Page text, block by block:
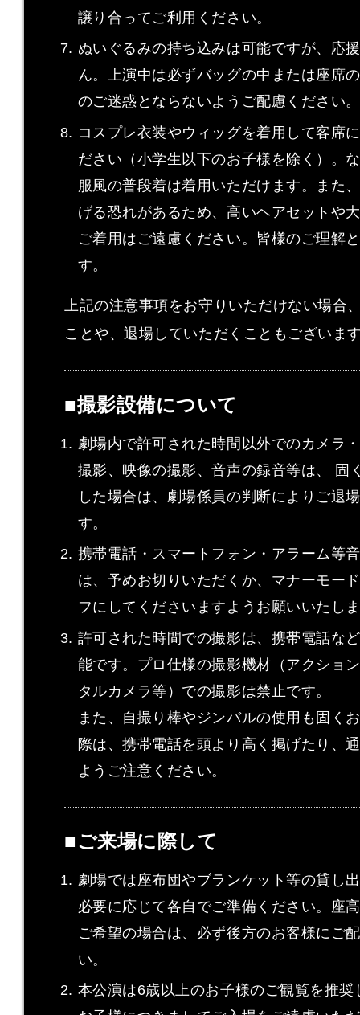
譲り合ってご利用ください。
ぬいぐるみの持ち込みは可能ですが、応
ん。上演中は必ずバッグの中または座席
のご迷惑とならないようご配慮ください。
コスプレ衣装やウィッグを着用して客席
ださい（小学生以下のお子様を除く）。
服風の普段着は着用いただけます。また
げる恐れがあるため、高いヘアセットや
ご着用はご遠慮ください。皆様のご理解
す。
上記の注意事項をお守りいただけない場合
ことや、退場していただくこともございま
■撮影設備について
劇場内で許可された時間以外でのカメラ
撮影、映像の撮影、音声の録音等は、 固
した場合は、劇場係員の判断によりご退
す。
携帯電話・スマートフォン・アラーム等
は、予めお切りいただくか、マナーモー
フにしてくださいますようお願いいたし
許可された時間での撮影は、携帯電話な
能です。プロ仕様の撮影機材（アクショ
タルカメラ等）での撮影は禁止です。
また、自撮り棒やジンバルの使用も固く
際は、携帯電話を頭より高く掲げたり、
ようご注意ください。
■ご来場に際して
劇場では座布団やブランケット等の貸し
必要に応じて各自でご準備ください。座
ご希望の場合は、必ず後方のお客様にご
い。
本公演は6歳以上のお子様のご観覧を推